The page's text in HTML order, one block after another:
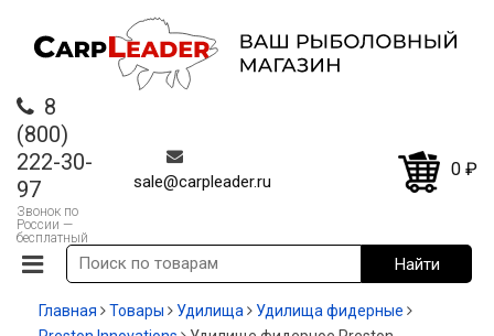
8
(800)
222-30-
97
Звонок по
России —
бесплатный
sale@carpleader.ru
0 ₽
Главная Товары Удилища
Удилища фидерные